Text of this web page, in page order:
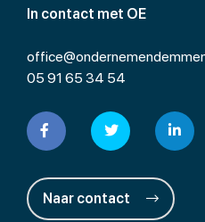
In contact met OE
05 91 65 34 54
Naar contact